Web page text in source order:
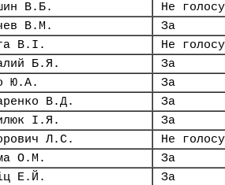
В.Б.
Не
В.М.
За
В.І.
Не
Б.Я.
За
Ю.А.
За
В.Д.
За
І.Я.
За
Л.С.
Не
О.М.
За
Е.Й.
За